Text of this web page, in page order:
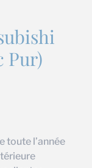
Pur)
toute l’année